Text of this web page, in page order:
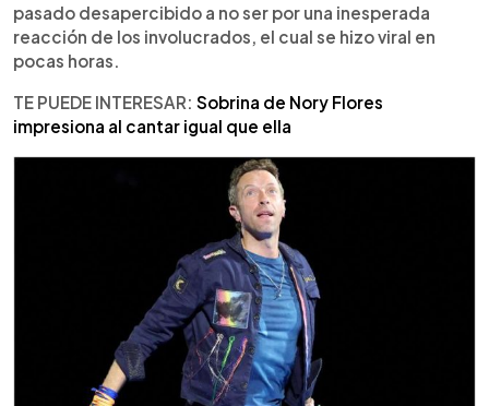
pasado desapercibido a no ser por una inesperada
reacción de los involucrados, el cual se hizo viral en
pocas horas.
TE PUEDE INTERESAR: Sobrina de Nory Flores
impresiona al cantar igual que ella